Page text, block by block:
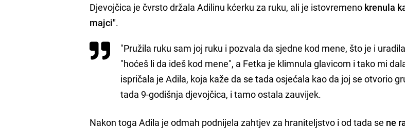
Djevojčica je čvrsto držala Adilinu kćerku za ruku, ali je istovremeno krenula
majci".
"Pružila ruku sam joj ruku i pozvala da sjedne kod mene, što je i
"hoćeš li da ideš kod mene", a Fetka je klimnula glavicom i tako mi
ispričala je Adila, koja kaže da se tada osjećala kao da joj se otvorio
tada 9-godišnja djevojčica, i tamo ostala zauvijek.
Nakon toga Adila je odmah podnijela zahtjev za hraniteljstvo i od tada se ne